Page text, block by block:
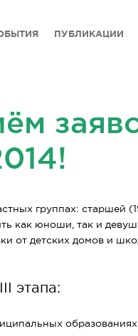
ПУБЛИКАЦИИ
группах: старшей
как юноши, так и
от детских домов и
этапа:
образованиях